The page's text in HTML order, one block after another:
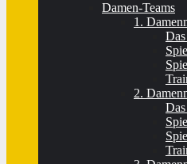
Damen-Teams
1.
2.